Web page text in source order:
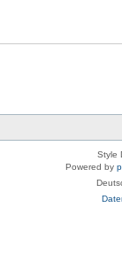
Style
Powered by